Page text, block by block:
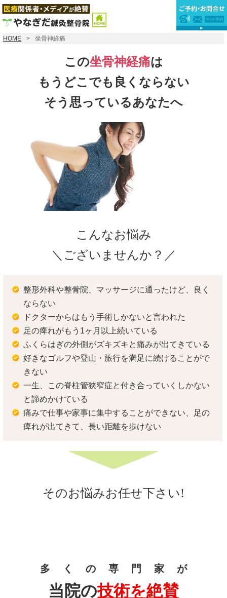
HOME 坐骨神経痛
この坐骨神経痛は
もうどこでも良くならない
そう思っているあなたへ
こんなお悩み
＼ございませんか？／
整形外科や整骨院、マッサージに通ったけど、良く
ならない
ドクターからはもう手術しかないと言われた
足の痺れがもう1ヶ月以上続いている
ふくらはぎの外側がズキズキと痛みが出てきている
好きなゴルフや登山・旅行を満足に続けることがで
きない
一生、この脊柱管狭窄症と付き合っていくしかない
と諦めかけている
痛みで仕事や家事に集中することができない、足の
痺れが出てきて、長い距離を歩けない
そのお悩みお任せ下さい!
多 く の 専 門 家 が
当院の技術を絶賛